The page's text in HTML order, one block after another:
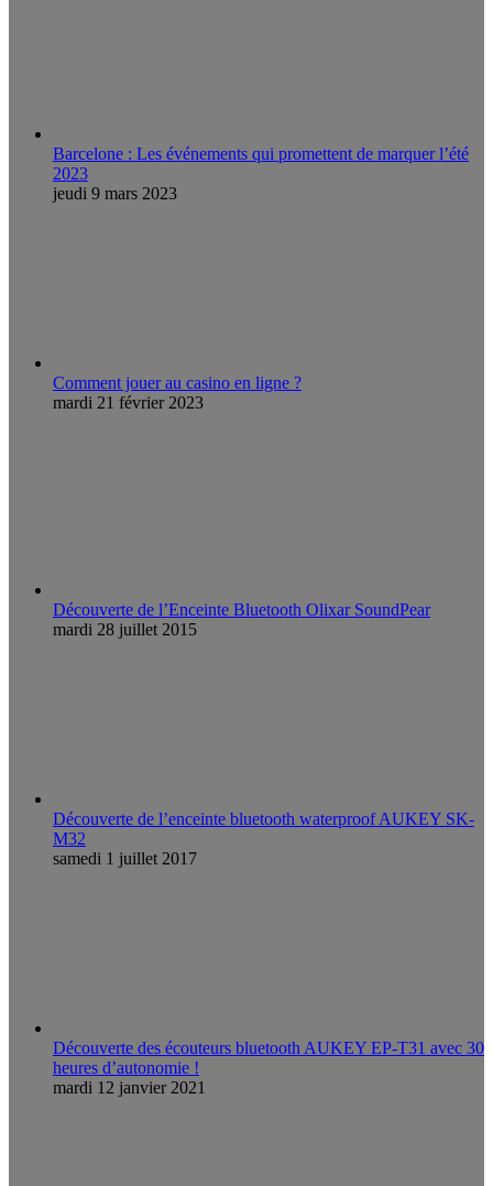
Barcelone : Les événements qui promettent de marquer l’été
2023
jeudi 9 mars 2023
Comment jouer au casino en ligne ?
mardi 21 février 2023
Découverte de l’Enceinte Bluetooth Olixar SoundPear
mardi 28 juillet 2015
Découverte de l’enceinte bluetooth waterproof AUKEY SK-
M32
samedi 1 juillet 2017
Découverte des écouteurs bluetooth AUKEY EP-T31 avec 30
heures d’autonomie !
mardi 12 janvier 2021